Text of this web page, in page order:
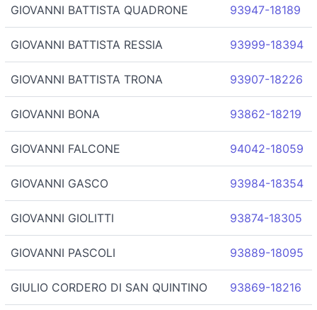
GIOVANNI BATTISTA QUADRONE 93947-18189
GIOVANNI BATTISTA RESSIA 93999-18394
GIOVANNI BATTISTA TRONA 93907-18226
GIOVANNI BONA 93862-18219
GIOVANNI FALCONE 94042-18059
GIOVANNI GASCO 93984-18354
GIOVANNI GIOLITTI 93874-18305
GIOVANNI PASCOLI 93889-18095
GIULIO CORDERO DI SAN QUINTINO 93869-18216